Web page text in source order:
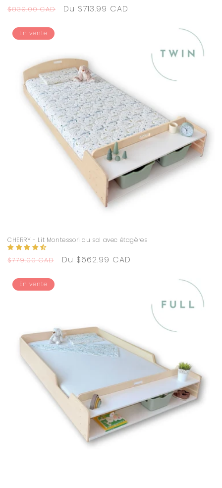
Prix
$839.00 CAD
Prix
Du $713.99 CAD
En vente
CHERRY - Lit Montessori au sol avec étagères
Prix
$779.00 CAD
Prix
Du $662.99 CAD
En vente